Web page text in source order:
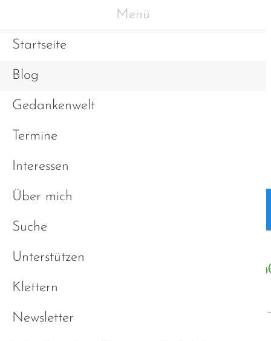
Erfahrungen und
Menü
Startseite
Blog
Gedankenwelt
Termine
Interessen
Über mich
Suche
Unterstützen
Klettern
Newsletter